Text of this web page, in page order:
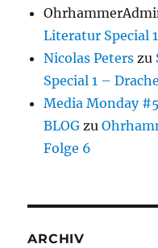
Literatur Special
Nicolas Peters zu
Special 1 –
Media Monday
BLOG zu
Folge 6
ARCHIV